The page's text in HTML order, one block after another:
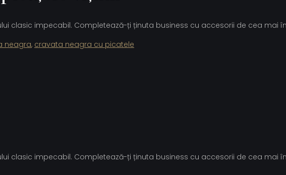
clasic impecabil. Completează-ți ținuta business cu accesorii de cea mai
neagra, cravata neagra cu picatele
clasic impecabil. Completează-ți ținuta business cu accesorii de cea mai